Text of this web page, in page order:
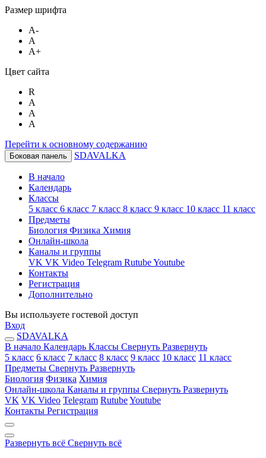
Размер шрифта
A-
A
A+
Цвет сайта
R
A
A
A
Перейти к основному содержанию
Боковая панель SDAVALKA
В начало
Календарь
Классы
5 класс 6 класс 7 класс 8 класс 9 класс 10 класс 11 класс
Предметы
Биология Физика Химия
Онлайн-школа
Каналы и группы
VK VK Video Telegram RutubeYoutube
Контакты
Регистрация
Дополнительно
Вы используете гостевой доступ
Вход
SDAVALKA
В начало Календарь Классы Свернуть Развернуть
5 класс 6 класс 7 класс 8 класс 9 класс 10 класс 11 класс
Предметы Свернуть Развернуть
Биология Физика Химия
Онлайн-школа Каналы и группы Свернуть Развернуть
VK VK Video Telegram RutubeYoutube
Контакты Регистрация
Развернуть всё Свернуть всё